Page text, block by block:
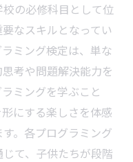
の必修科目として位
なスキルとなってい
ミング検定は、単な
考や問題解決能力を
ミングを学ぶこと
にする楽しさを体感
。各プログラミング
て、子供たちが段階